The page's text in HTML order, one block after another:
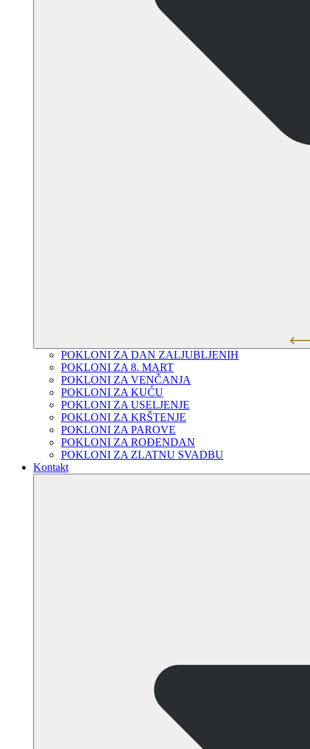
POKLONI ZA DAN ZALJUBLJENIH
POKLONI ZA 8. MART
POKLONI ZA VENČANJA
POKLONI ZA KUĆU
POKLONI ZA USELJENJE
POKLONI ZA KRŠTENJE
POKLONI ZA PAROVE
POKLONI ZA ROĐENDAN
POKLONI ZA ZLATNU SVADBU
Kontakt